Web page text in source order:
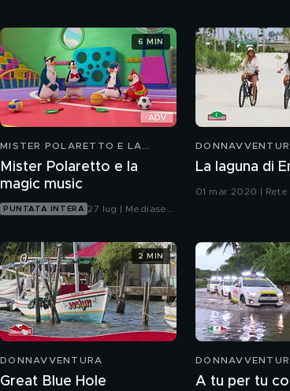
MISTER POLARETTO E LA
Mister Polaretto e la
magic music
PUNTATA INTERA 27 lug | Mediaset
6 MIN
La laguna di
01 mar 2020 | Rete
DONNAVVENTURA
Great Blue Hole
2 MIN
A tu per tu